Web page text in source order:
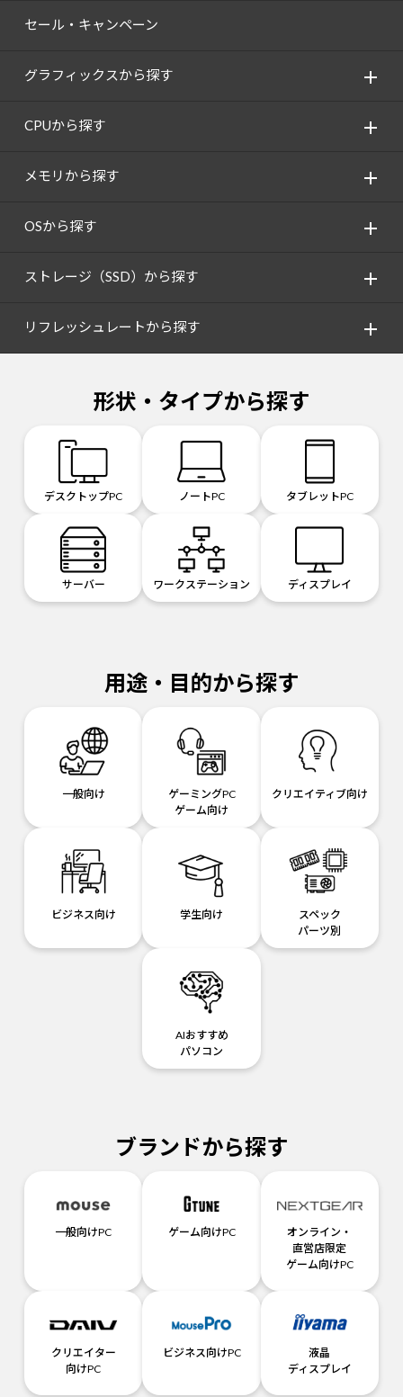
セール・キャンペーン
グラフィックスから探す
CPUから探す
メモリから探す
OSから探す
ストレージ（SSD）から探す
リフレッシュレートから探す
形状・タイプから探す
デスクトップPC ノートPC タブレットPC
サーバー ワークステーション ディスプレイ
用途・目的から探す
一般向け
ゲーミングPC
ゲーム向け
クリエイティブ向け
ビジネス向け 学生向け
スペック
パーツ別
AIおすすめ
パソコン
ブランドから探す
一般向けPC ゲーム向けPC
オンライン・
直営店限定
ゲーム向けPC
クリエイター
向けPC
ビジネス向けPC
液晶
ディスプレイ